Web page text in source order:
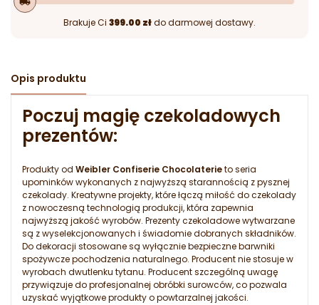
Brakuje Ci 399.00 złdo darmowej dostawy.
Opis produktu
Poczuj magię czekoladowych
prezentów:
Produkty od Weibler Confiserie Chocolaterieto seria
upominków wykonanych z najwyższą starannością z pysznej
czekolady. Kreatywne projekty, które łączą miłość do czekolady
z nowoczesną technologią produkcji, która zapewnia
najwyższą jakość wyrobów. Prezenty czekoladowe wytwarzane
są z wyselekcjonowanych i świadomie dobranych składników.
Do dekoracji stosowane są wyłącznie bezpieczne barwniki
spożywcze pochodzenia naturalnego. Producent nie stosuje w
wyrobach dwutlenku tytanu. Producent szczególną uwagę
przywiązuje do profesjonalnej obróbki surowców, co pozwala
uzyskać wyjątkowe produkty o powtarzalnej jakości.